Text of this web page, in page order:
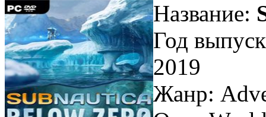
Название:
Год
2019
Жанр: